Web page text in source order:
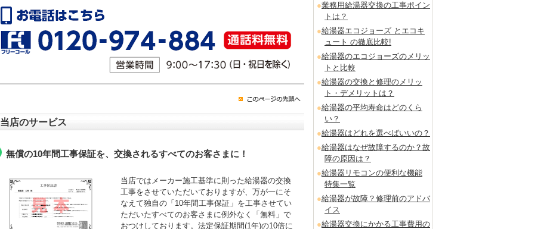
業務用給湯器交換の工事ポイン
トは？
給湯器エコジョーズ とエコキ
ュート の徹底比較!
給湯器のエコジョーズのメリッ
トと比較
給湯器の交換と修理のメリッ
ト・デメリットは？
給湯器の平均寿命はどのくら
い？
給湯器はどれを選べばいいの？
給湯器はなぜ故障するのか？故
障の原因は？
給湯器リモコンの便利な機能
特集一覧
給湯器が故障？修理前のアドバ
イス
給湯器交換にかかる工事費用の
当店のサービス
無償の10年間工事保証を、交換されるすべてのお客さまに！
当店ではメーカー施工基準に則った給湯器の交換
工事をさせていただいておりますが、万が一にそ
なえて独自の「10年間工事保証」を工事させてい
ただいたすべてのお客さまに例外なく「無料」で
おつけしております。法定保証期間(1年)の10倍に